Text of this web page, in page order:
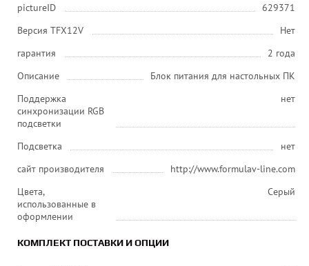
pictureID
629371
Версия TFX12V
Нет
гарантия
2 года
Описание
Блок питания для настольных ПК
Поддержка
синхронизации RGB
подсветки
нет
Подсветка
нет
сайт производителя
http://www.formulav-line.com
Цвета,
использованные в
оформлении
Серый
КОМПЛЕКТ ПОСТАВКИ И ОПЦИИ